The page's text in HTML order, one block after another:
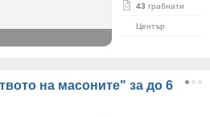
43 грабнати
Център
на масоните" за до 6